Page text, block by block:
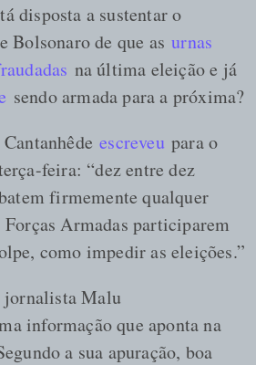
disposta a sustentar o
Bolsonaro de que asurnas
na última eleição e já
sendo armada para a próxima?
escreveu para o
feira: “dez entre dez
firmemente qualquer
Armadas participarem
como impedir as eleições.”
jornalista Malu
informação que aponta na
a sua apuração, boa